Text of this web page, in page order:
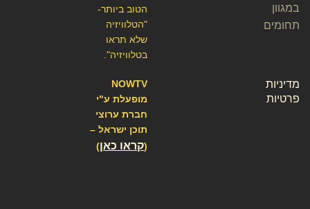
הטוב ביותר-
"הטלוויזיה
שלא תראו
בטלוויזיה".
NOWTV
מופעלת ע"י
חברת ערוצי
תוכן ישראל –
קראו כאן)
במגוון
תחומים
מדיניות
פרטיות